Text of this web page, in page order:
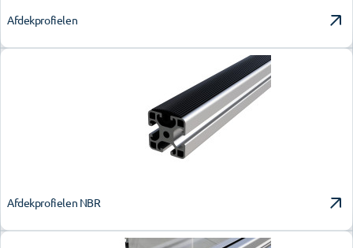
Afdekprofielen
Afdekprofielen NBR